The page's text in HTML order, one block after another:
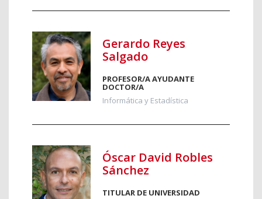
Gerardo Reyes
Salgado
PROFESOR/A AYUDANTE
DOCTOR/A
Informática y Estadística
Óscar David Robles
Sánchez
TITULAR DE UNIVERSIDAD